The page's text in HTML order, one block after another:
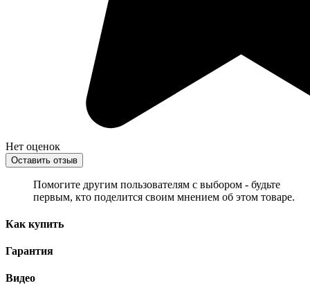
Нет оценок
Оставить отзыв
Помогите другим пользователям с выбором - будьте
первым, кто поделится своим мнением об этом товаре.
Как купить
Гарантия
Видео